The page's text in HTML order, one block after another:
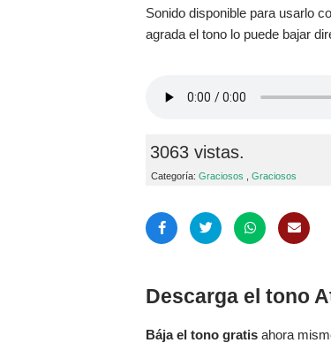
Sonido disponible para usarlo
agrada el tono lo puede bajar
3063 vistas.
Categoría: Graciosos Graciosos
Descarga el tono
Bája el tono gratis ahora